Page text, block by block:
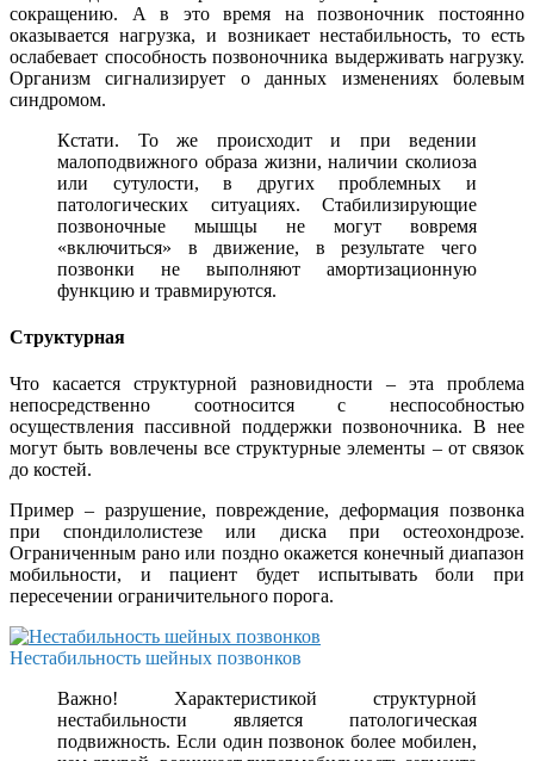
сокращению. А в это время на позвоночник постоянно
оказывается нагрузка, и возникает нестабильность, то есть
ослабевает способность позвоночника выдерживать нагрузку.
Организм сигнализирует о данных изменениях болевым
синдромом.
Кстати. То же происходит и при ведении
малоподвижного образа жизни, наличии сколиоза
или сутулости, в других проблемных и
патологических ситуациях. Стабилизирующие
позвоночные мышцы не могут вовремя
«включиться» в движение, в результате чего
позвонки не выполняют амортизационную
функцию и травмируются.
Структурная
Что касается структурной разновидности – эта проблема
непосредственно соотносится с неспособностью
осуществления пассивной поддержки позвоночника. В нее
могут быть вовлечены все структурные элементы – от связок
до костей.
Пример – разрушение, повреждение, деформация позвонка
при спондилолистезе или диска при остеохондрозе.
Ограниченным рано или поздно окажется конечный диапазон
мобильности, и пациент будет испытывать боли при
пересечении ограничительного порога.
Нестабильность шейных позвонков
Важно! Характеристикой структурной
нестабильности является патологическая
подвижность. Если один позвонок более мобилен,